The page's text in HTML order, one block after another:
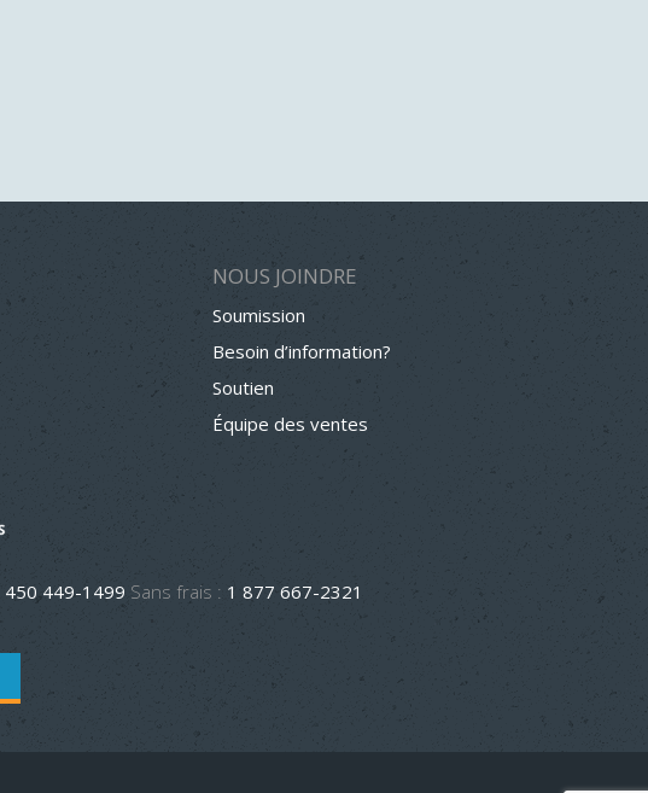
NOUS JOINDRE
Soumission
Besoin d’information?
Soutien
Équipe des ventes
450 449-1499 Sans frais : 1 877 667-2321